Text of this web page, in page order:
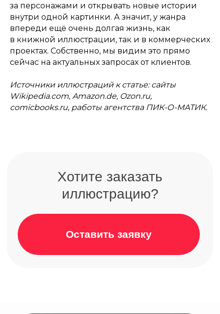
за персонажами и открывать новые истории
внутри одной картинки. А значит, у жанра
впереди ещё очень долгая жизнь, как
в книжной иллюстрации, так и в коммерческих
проектах. Собственно, мы видим это прямо
сейчас на актуальных запросах от клиентов.
Источники иллюстраций к статье: сайты
Wikipedia.com, Amazon.de, Ozon.ru,
comicbooks.ru, работы агентства ПИК-О-МАТИК.